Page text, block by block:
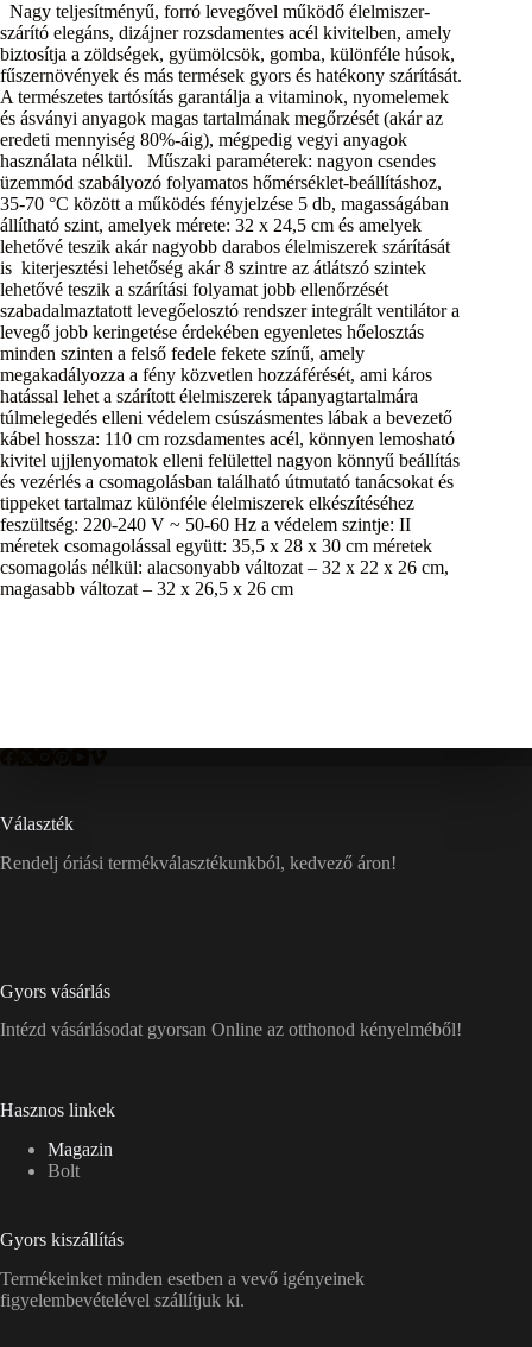
Nagy teljesítményű, forró levegővel működő élelmiszer-
szárító elegáns, dizájner rozsdamentes acél kivitelben, amely
biztosítja a zöldségek, gyümölcsök, gomba, különféle húsok,
fűszernövények és más termések gyors és hatékony szárítását.
A természetes tartósítás garantálja a vitaminok, nyomelemek
és ásványi anyagok magas tartalmának megőrzését (akár az
eredeti mennyiség 80%-áig), mégpedig vegyi anyagok
használata nélkül. Műszaki paraméterek: nagyon csendes
üzemmód szabályozó folyamatos hőmérséklet-beállításhoz,
35-70 °C között a működés fényjelzése 5 db, magasságában
állítható szint, amelyek mérete: 32 x 24,5 cm és amelyek
lehetővé teszik akár nagyobb darabos élelmiszerek szárítását
is kiterjesztési lehetőség akár 8 szintre az átlátszó szintek
lehetővé teszik a szárítási folyamat jobb ellenőrzését
szabadalmaztatott levegőelosztó rendszer integrált ventilátor a
levegő jobb keringetése érdekében egyenletes hőelosztás
minden szinten a felső fedele fekete színű, amely
megakadályozza a fény közvetlen hozzáférését, ami káros
hatással lehet a szárított élelmiszerek tápanyagtartalmára
túlmelegedés elleni védelem csúszásmentes lábak a bevezető
kábel hossza: 110 cm rozsdamentes acél, könnyen lemosható
kivitel ujjlenyomatok elleni felülettel nagyon könnyű beállítás
és vezérlés a csomagolásban található útmutató tanácsokat és
tippeket tartalmaz különféle élelmiszerek elkészítéséhez
feszültség: 220-240 V ~ 50-60 Hz a védelem szintje: II
méretek csomagolással együtt: 35,5 x 28 x 30 cm méretek
csomagolás nélkül: alacsonyabb változat – 32 x 22 x 26 cm,
magasabb változat – 32 x 26,5 x 26 cm
Választék
Rendelj óriási termékválasztékunkból, kedvező áron!
Gyors vásárlás
Intézd vásárlásodat gyorsan Online az otthonod kényelméből!
Hasznos linkek
Magazin
Bolt
Gyors kiszállítás
Termékeinket minden esetben a vevő igényeinek
figyelembevételével szállítjuk ki.